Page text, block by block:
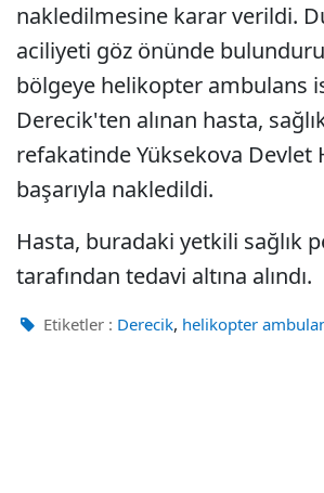
nakledilmesine karar verildi.
aciliyeti göz önünde
bölgeye helikopter ambulans
Derecik'ten alınan hasta,
refakatinde Yüksekova Devlet
başarıyla nakledildi.
Hasta, buradaki yetkili sağlık
tarafından tedavi altına alındı.
Etiketler : Derecik, helikopter